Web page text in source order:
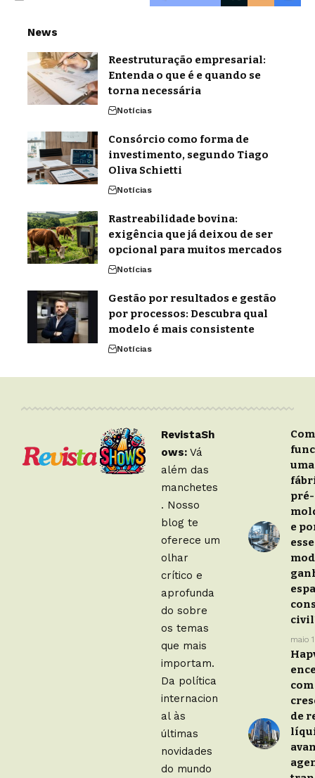
News
Reestruturação empresarial:
Entenda o que é e quando se
torna necessária
Notícias
Consórcio como forma de
investimento, segundo Tiago
Oliva Schietti
Notícias
Rastreabilidade bovina:
exigência que já deixou de ser
opcional para muitos mercados
Notícias
Gestão por resultados e gestão
por processos: Descubra qual
modelo é mais consistente
Notícias
RevistaSh
ows:Vá
além das
manchetes
. Nosso
blog te
oferece um
olhar
crítico e
aprofunda
do sobre
os temas
que mais
importam.
Da política
internacion
al às
últimas
novidades
do mundo
uma
pré-
e
esse
maio
com
de